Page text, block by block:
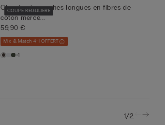
COUPE RÉGULIÈRE
Chemise à manches longues en fibres de
coton merce...
59,90 €
Mix & Match 4+1 OFFERT
+1
1/2